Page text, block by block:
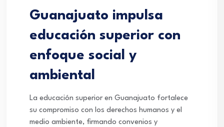
Guanajuato impulsa
educación superior con
enfoque social y
ambiental
La educación superior en Guanajuato fortalece
su compromiso con los derechos humanos y el
medio ambiente, firmando convenios y